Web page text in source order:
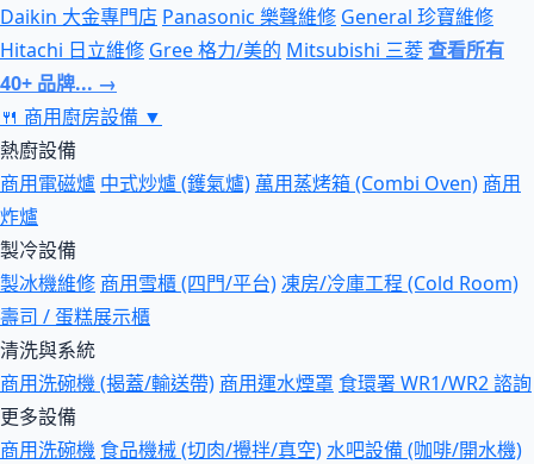
Daikin 大金專門店 Panasonic 樂聲維修 General 珍寶維修
Hitachi 日立維修 Gree 格力/美的 Mitsubishi 三菱查看所有
40+ 品牌... →
🍴 商用廚房設備 ▼
熱廚設備
商用電磁爐 中式炒爐 (鑊氣爐) 萬用蒸烤箱 (Combi Oven) 商用
炸爐
製冷設備
製冰機維修 商用雪櫃 (四門/平台)凍房/冷庫工程 (Cold Room)
壽司 / 蛋糕展示櫃
清洗與系統
商用洗碗機 (揭蓋/輸送帶) 商用運水煙罩 食環署 WR1/WR2 諮詢
更多設備
商用洗碗機 食品機械 (切肉/攪拌/真空)水吧設備 (咖啡/開水機)